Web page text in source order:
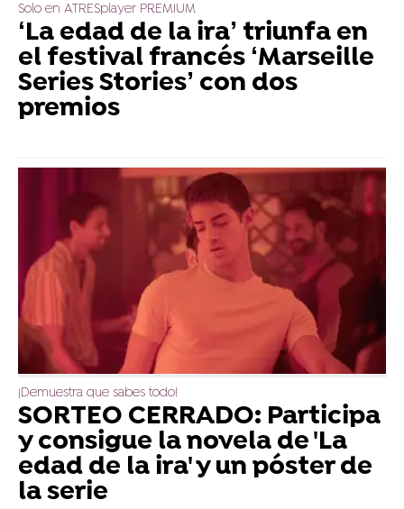
Solo en ATRESplayer PREMIUM
‘La edad de la ira’ triunfa en
el festival francés ‘Marseille
Series Stories’ con dos
premios
¡Demuestra que sabes todo!
SORTEO CERRADO: Participa
y consigue la novela de 'La
edad de la ira' y un póster de
la serie